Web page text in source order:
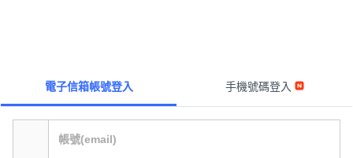
電子信箱帳號登入 手機號碼登入